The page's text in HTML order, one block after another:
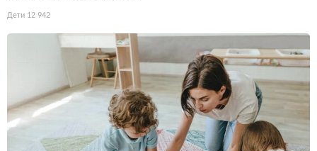
Дети 12 942